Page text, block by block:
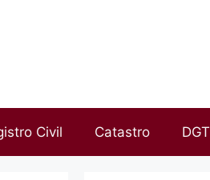
Civil Catastro DGT